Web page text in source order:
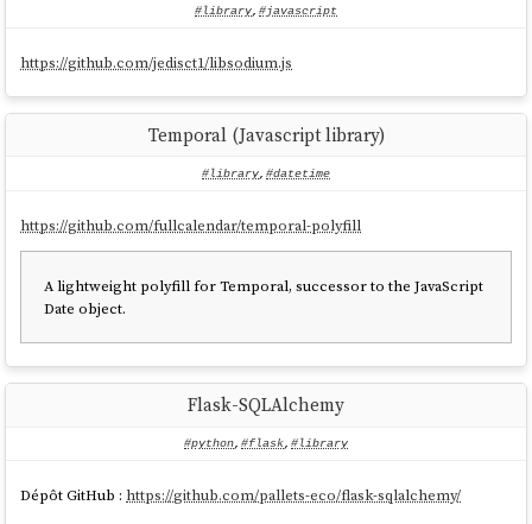
#library, #javascript
https://github.com/jedisct1/libsodium.js
Temporal (Javascript library)
#library, #datetime
https://github.com/fullcalendar/temporal-polyfill
A lightweight polyfill for Temporal, successor to the JavaScript
Date object.
Flask-SQLAlchemy
#python, #flask, #library
Dépôt GitHub : https://github.com/pallets-eco/flask-sqlalchemy/